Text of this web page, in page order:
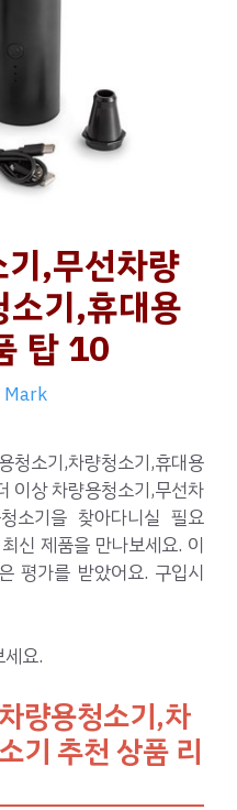
,무선차량
기,휴대용
탑 10
소기,차량청소기,휴대용
이상 차량용청소기,무선차
소기을 찾아다니실 필요
신 제품을 만나보세요. 이
평가를 받았어요. 구입시
요.
량용청소기,차
기 추천 상품 리